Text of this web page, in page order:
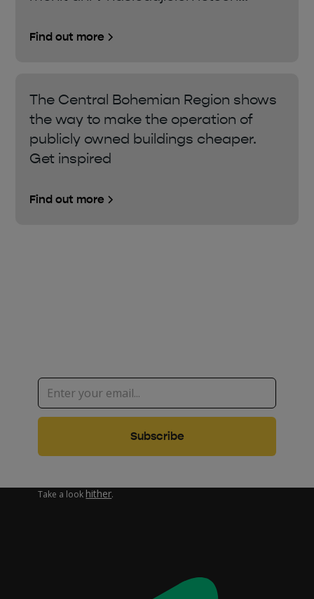
Find out more
The Central Bohemian Region shows
the way to make the operation of
publicly owned buildings cheaper.
Get inspired
Find out more
Take a look hither.